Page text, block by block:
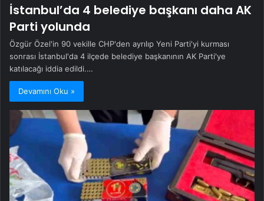
İstanbul’da 4 belediye başkanı daha AK
Parti yolunda
Özgür Özel'in 90 vekille CHP'den ayrılıp Yeni Parti'yi kurması
sonrası İstanbul'da 4 ilçede belediye başkanının AK Parti'ye
katılacağı iddia edildi.…
Devamını Oku »